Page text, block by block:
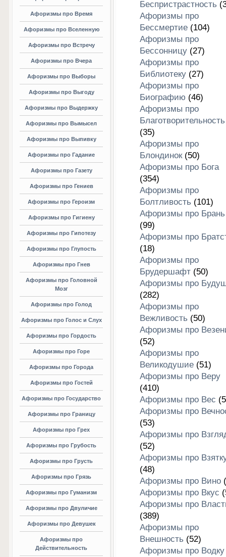
Афоризмы про Время
Афоризмы про Вселенную
Афоризмы про Встречу
Афоризмы про Вчера
Афоризмы про Выборы
Афоризмы про Выгоду
Афоризмы про Выдержку
Афоризмы про Вымысел
Афоризмы про Выпивку
Афоризмы про Гадание
Афоризмы про Газету
Афоризмы про Гениев
Афоризмы про Героизм
Афоризмы про Гигиену
Афоризмы про Гипотезу
Афоризмы про Глупость
Афоризмы про Гнев
Афоризмы про Головной
Мозг
Афоризмы про Голод
Афоризмы про Голос и Слух
Афоризмы про Гордость
Афоризмы про Горе
Афоризмы про Города
Афоризмы про Гостей
Афоризмы про Государство
Афоризмы про Границу
Афоризмы про Грех
Афоризмы про Грубость
Афоризмы про Грусть
Афоризмы про Грязь
Афоризмы про Гуманизм
Афоризмы про Двуличие
Афоризмы про Девушек
Афоризмы про
Действительность
Беспристрастность
Афоризмы про
Бессмертие(104)
Афоризмы про
Бессонницу(27)
Афоризмы про
Библиотеку(27)
Афоризмы про
Биографию (46)
Афоризмы про
Благотворительность
(35)
Афоризмы про
Блондинок(50)
Афоризмы про Бога
(354)
Афоризмы про
Болтливость (101)
Афоризмы про Брань
(99)
Афоризмы про
(18)
Афоризмы про
Брудершафт(50)
Афоризмы про
(282)
Афоризмы про
Вежливость (50)
Афоризмы про
(52)
Афоризмы про
Великодушие(51)
Афоризмы про Веру
(410)
Афоризмы про Вес
Афоризмы про
(53)
Афоризмы про
(52)
Афоризмы про
(48)
Афоризмы про Вино
Афоризмы про Вкус
Афоризмы про
(389)
Афоризмы про
Внешность (52)
Афоризмы про Водку